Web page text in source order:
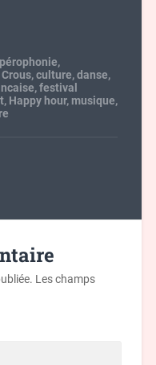
,
Crous,culture,danse,
,festival
, Happy hour, musique,
Les champs